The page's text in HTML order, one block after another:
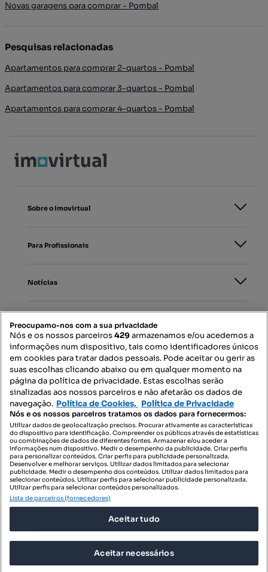
Novas garagens para comprar - Pombal
Pesquisas relacionadas
Apartamentos para comprar 2-quartos - Pombal
Apartamentos para comprar 3-quartos - Pombal
Apartamentos para comprar 4-quartos - Pombal
Sobre o Imovirtual
Para Profissionais
Notícias
Mapa do Site
Contacte-nos
SIGA-NOS:
DESCARREGAR NA:
© 2026 Imovirtual.com, OLX Portugal, S.A.
Preocupamo-nos com a sua privacidade
Nós e os nossos parceiros429armazenamos e/ou acedemos a
informações num dispositivo, tais como identificadores únicos
em cookies para tratar dados pessoais. Pode aceitar ou gerir as
suas escolhas clicando abaixo ou em qualquer momento na
página da política de privacidade. Estas escolhas serão
sinalizadas aos nossos parceiros e não afetarão os dados de
navegação. Política de Cookies, Política de Privacidade
Nós e os nossos parceiros tratamos os dados para fornecermos:
Utilizar dados de geolocalização precisos. Procurar ativamente as características
do dispositivo para identificação. Compreender os públicos através de estatísticas
ou combinações de dados de diferentes fontes. Armazenar e/ou aceder a
informações num dispositivo. Medir o desempenho da publicidade. Criar perfis
para personalizar conteúdos. Criar perfis para publicidade personalizada.
Desenvolver e melhorar serviços. Utilizar dados limitados para selecionar
publicidade. Medir o desempenho dos conteúdos. Utilizar dados limitados para
selecionar conteúdos. Utilizar perfis para selecionar publicidade personalizada.
Utilizar perfis para selecionar conteúdos personalizados.
Lista de parceiros (fornecedores)
Aceitar tudo
Aceitar necessários